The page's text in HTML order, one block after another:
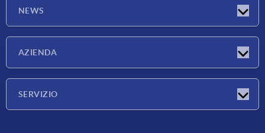
NEWS
AZIENDA
SERVIZIO